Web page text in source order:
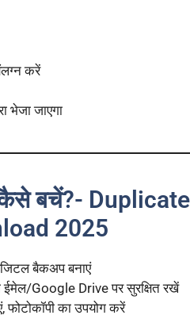
करें
भेजा जाएगा
कैसे बचें?- Duplicate
2025
बैकअप बनाएं
ईमेल/Google Drive पर सुरक्षित रखें
का उपयोग करें